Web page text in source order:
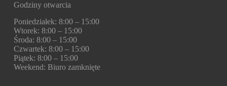
Godziny otwarcia
Poniedziałek: 8:00 – 15:00
Wtorek: 8:00 – 15:00
Środa: 8:00 – 15:00
Czwartek: 8:00 – 15:00
Piątek: 8:00 – 15:00
Weekend: Biuro zamknięte